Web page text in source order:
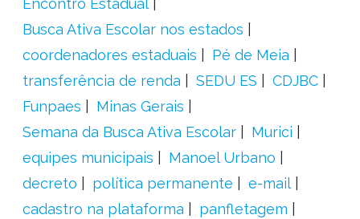
Encontro Estadual
Busca Ativa Escolar nos estados
coordenadores estaduais
Pé de Meia
transferência de renda
SEDU ES
CDJBC
Funpaes
Minas Gerais
Semana da Busca Ativa Escolar
Murici
equipes municipais
Manoel Urbano
decreto
política permanente
e-mail
cadastro na plataforma
panfletagem